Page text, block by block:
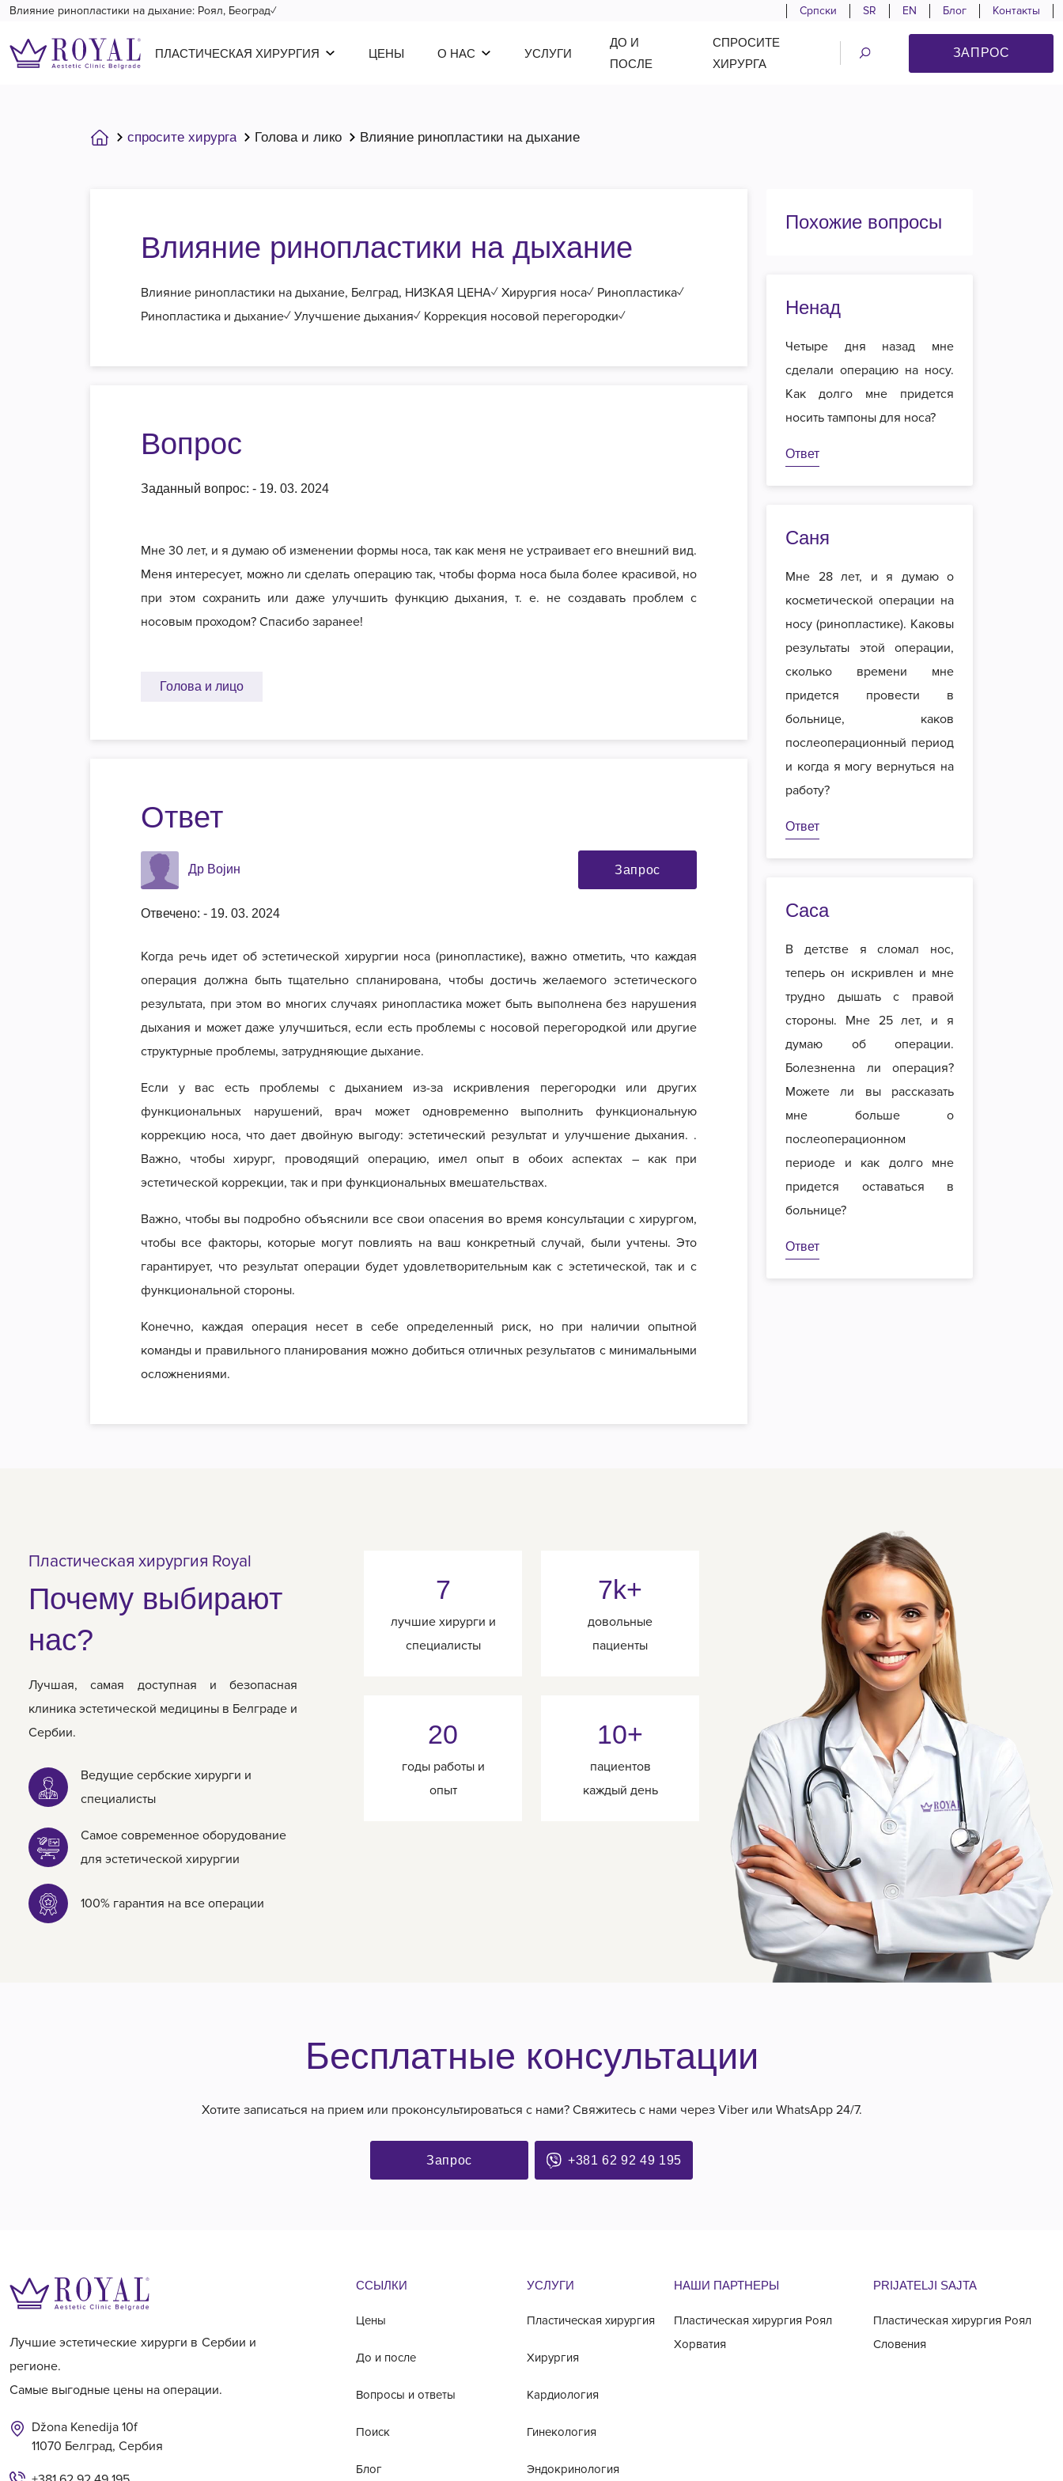
Влияние ринопластики на дыхание: Роял, Београд✓ Српски SR EN Блог Контакты
ПЛАСТИЧЕСКАЯ ХИРУРГИЯ ЦЕНЫ О НАС УСЛУГИ
ДО И
ПОСЛЕ
СПРОСИТЕ
ХИРУРГА
ЗАПРОС
спросите хирурга Голова и лико Влияние ринопластики на дыхание
Влияние ринопластики на дыхание
Влияние ринопластики на дыхание, Белград, НИЗКАЯ ЦЕНА✓ Хирургия носа✓ Ринопластика✓
Ринопластика и дыхание✓ Улучшение дыхания✓ Коррекция носовой перегородки✓
Вопрос
Заданный вопрос: - 19. 03. 2024
Мне 30 лет, и я думаю об изменении формы носа, так как меня не устраивает его внешний вид.
Меня интересует, можно ли сделать операцию так, чтобы форма носа была более красивой, но
при этом сохранить или даже улучшить функцию дыхания, т. е. не создавать проблем с
носовым проходом? Спасибо заранее!
Голова и лицо
Ответ
Др Војин Запрос
Отвечено: - 19. 03. 2024
Когда речь идет об эстетической хирургии носа (ринопластике), важно отметить, что каждая
операция должна быть тщательно спланирована, чтобы достичь желаемого эстетического
результата, при этом во многих случаях ринопластика может быть выполнена без нарушения
дыхания и может даже улучшиться, если есть проблемы с носовой перегородкой или другие
структурные проблемы, затрудняющие дыхание.
Если у вас есть проблемы с дыханием из-за искривления перегородки или других
функциональных нарушений, врач может одновременно выполнить функциональную
коррекцию носа, что дает двойную выгоду: эстетический результат и улучшение дыхания. .
Важно, чтобы хирург, проводящий операцию, имел опыт в обоих аспектах – как при
эстетической коррекции, так и при функциональных вмешательствах.
Важно, чтобы вы подробно объяснили все свои опасения во время консультации с хирургом,
чтобы все факторы, которые могут повлиять на ваш конкретный случай, были учтены. Это
гарантирует, что результат операции будет удовлетворительным как с эстетической, так и с
функциональной стороны.
Конечно, каждая операция несет в себе определенный риск, но при наличии опытной
команды и правильного планирования можно добиться отличных результатов с минимальными
осложнениями.
Похожие вопросы
Ненад
Четыре дня назад мне
сделали операцию на носу.
Как долго мне придется
носить тампоны для носа?
Ответ
Саня
Мне 28 лет, и я думаю о
косметической операции на
носу (ринопластике). Каковы
результаты этой операции,
сколько времени мне
придется провести в
больнице, каков
послеоперационный период
и когда я могу вернуться на
работу?
Ответ
Саса
В детстве я сломал нос,
теперь он искривлен и мне
трудно дышать с правой
стороны. Мне 25 лет, и я
думаю об операции.
Болезненна ли операция?
Можете ли вы рассказать
мне больше о
послеоперационном
периоде и как долго мне
придется оставаться в
больнице?
Ответ
Пластическая хирургия Royal
Почему выбирают
нас?
Лучшая, самая доступная и безопасная
клиника эстетической медицины в Белграде и
Сербии.
Ведущие сербские хирурги и
специалисты
Самое современное оборудование
для эстетической хирургии
100% гарантия на все операции
7
лучшие хирурги и
специалисты
7k+
довольные
пациенты
20
годы работы и
опыт
10+
пациентов
каждый день
Бесплатные консультации
Хотите записаться на прием или проконсультироваться с нами? Свяжитесь с нами через Viber или WhatsApp 24/7.
Запрос +381 62 92 49 195
Лучшие эстетические хирурги в Сербии и
регионе.
Самые выгодные цены на операции.
Džona Kenedija 10f
11070 Белград, Сербия
ССЫЛКИ
Цены
До и после
Вопросы и ответы
Поиск
Блог
УСЛУГИ
Пластическая хирургия
Хирургия
Кардиология
Гинекология
Эндокринология
НАШИ ПАРТНЕРЫ
Пластическая хирургия Роял
Хорватия
PRIJATELJI SAJTA
Пластическая хирургия Роял
Словения